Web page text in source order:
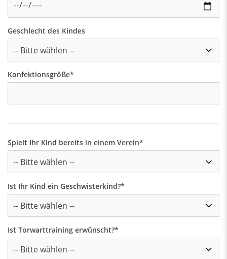
Geschlecht des Kindes
Konfektionsgröße*
Spielt Ihr Kind bereits in einem Verein*
Ist Ihr Kind ein Geschwisterkind?*
Ist Torwarttraining erwünscht?*